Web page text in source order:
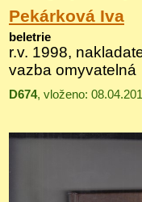
Pekárková Iva
beletrie
r.v. 1998,
vazba omyvatelná
D674, vloženo: